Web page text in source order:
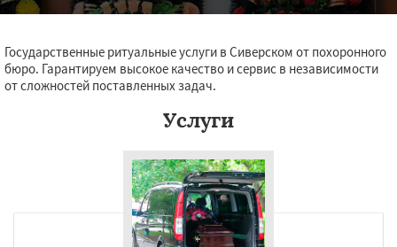
Государственные ритуальные услуги в Сиверском от похоронного
бюро. Гарантируем высокое качество и сервис в независимости
от сложностей поставленных задач.
Услуги